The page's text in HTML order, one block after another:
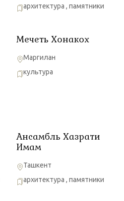
архитектура , памятники
Мечеть Хонакох
Маргилан
культура
Ансамбль Хазрати
Имам
Ташкент
архитектура , памятники